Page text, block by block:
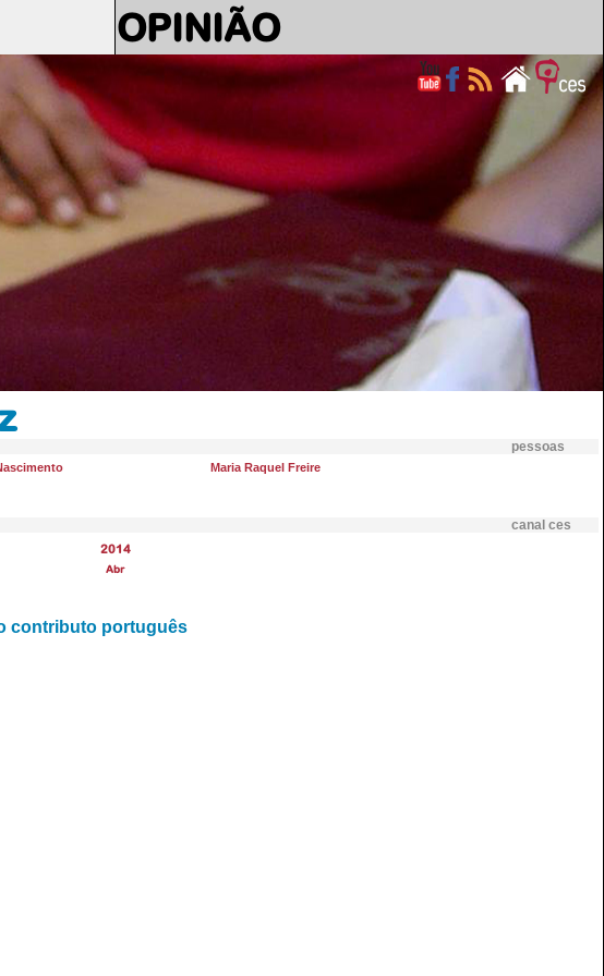
OPINIÃO
pessoas
Maria Raquel Freire
canal ces
2014
Abr
contributo português